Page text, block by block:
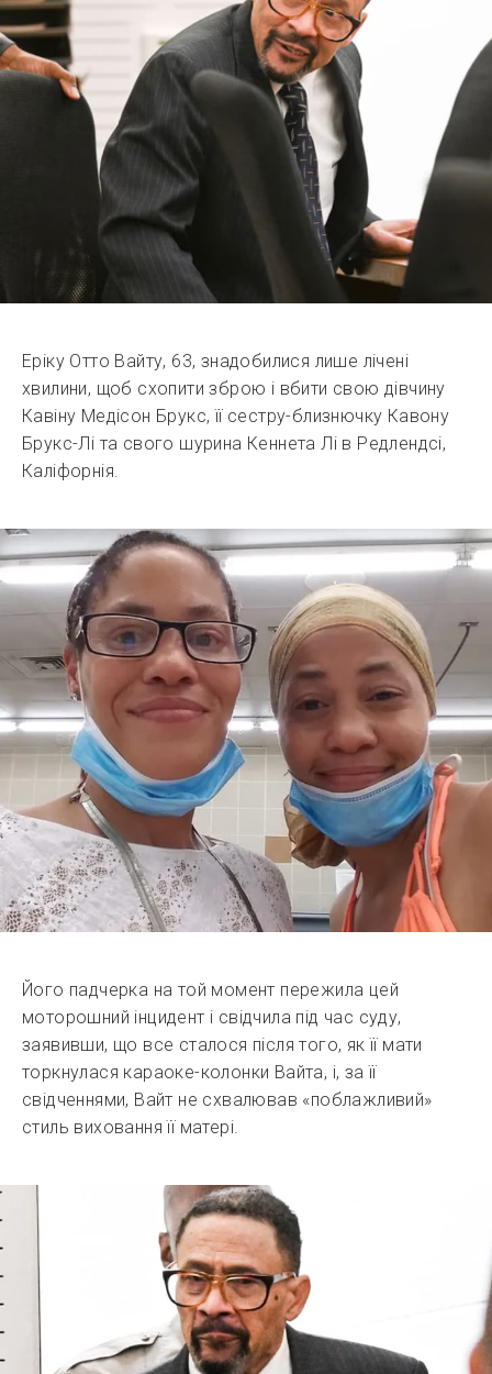
Еріку Отто Вайту, 63, знадобилися лише лічені
хвилини, щоб схопити зброю і вбити свою дівчину
Кавіну Медісон Брукс, її сестру-близнючку Кавону
Брукс-Лі та свого шурина Кеннета Лі в Редлендсі,
Каліфорнія.
Його падчерка на той момент пережила цей
моторошний інцидент і свідчила під час суду,
заявивши, що все сталося після того, як її мати
торкнулася караоке-колонки Вайта, і, за її
свідченнями, Вайт не схвалював «поблажливий»
стиль виховання її матері.